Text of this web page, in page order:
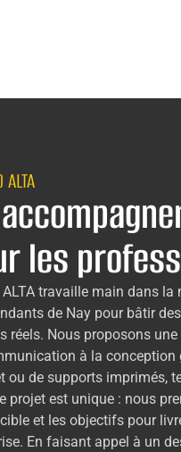
ALTA
les
travaille main dans la
de Nay pour bâtir
réels. Nous proposons
à la conception
ou de supports imprimés,
projet est unique : nous
et les objectifs pour
En faisant appel à un